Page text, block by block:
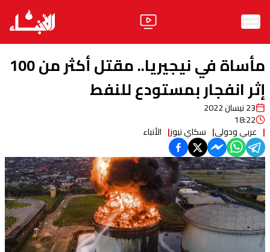
الرئيسية
الأخبار
آراء
فيديو
مواقف
وليد جنبلاطالحزب
ابحث
مأساة في نيجيريا.. مقتل أكثر من 100
إثر انفجار بمستودع للنفط
23 نيسان 2022
18:22
عربي ودولي سكاي نيوز الأنباء